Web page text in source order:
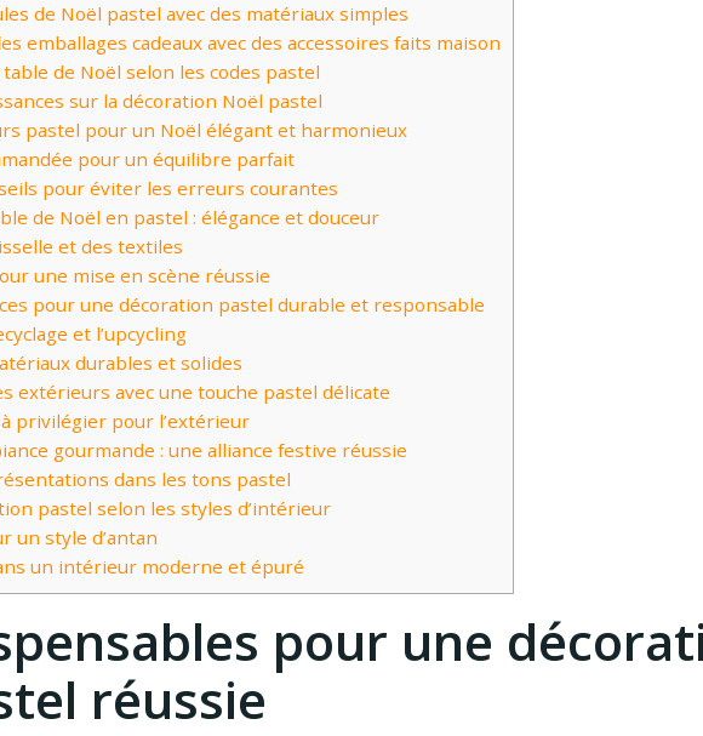
de Noël pastel avec des matériaux simples
emballages cadeaux avec des accessoires faits maison
de Noël selon les codes pastel
sur la décoration Noël pastel
pastel pour un Noël élégant et harmonieux
pour un équilibre parfait
pour éviter les erreurs courantes
de Noël en pastel : élégance et douceur
et des textiles
une mise en scène réussie
pour une décoration pastel durable et responsable
et l’upcycling
durables et solides
extérieurs avec une touche pastel délicate
privilégier pour l’extérieur
gourmande : une alliance festive réussie
dans les tons pastel
pastel selon les styles d’intérieur
un style d’antan
un intérieur moderne et épuré
pour une
réussie